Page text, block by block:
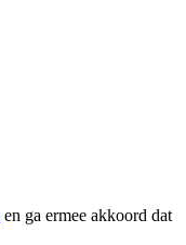
en ga ermee akkoord dat